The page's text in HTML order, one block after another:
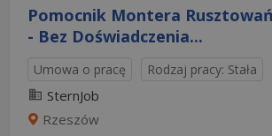
Pomocnik Montera
- Bez Doświadczenia...
Umowa o pracę Rodzaj pracy: Stała
SternJob
Rzeszów